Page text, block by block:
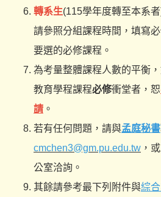
轉系生(115學年度轉至本系
請參照分組課程時間，填寫
要選的必修課程。
為考量整體課程人數的平衡
教育學程課程必修衝堂者，恕
請 。
若有任何問題，請與孟庭秘書
cmchen3@gm.pu.edu.tw ，
公室洽詢。
其餘請參考最下列附件與綜